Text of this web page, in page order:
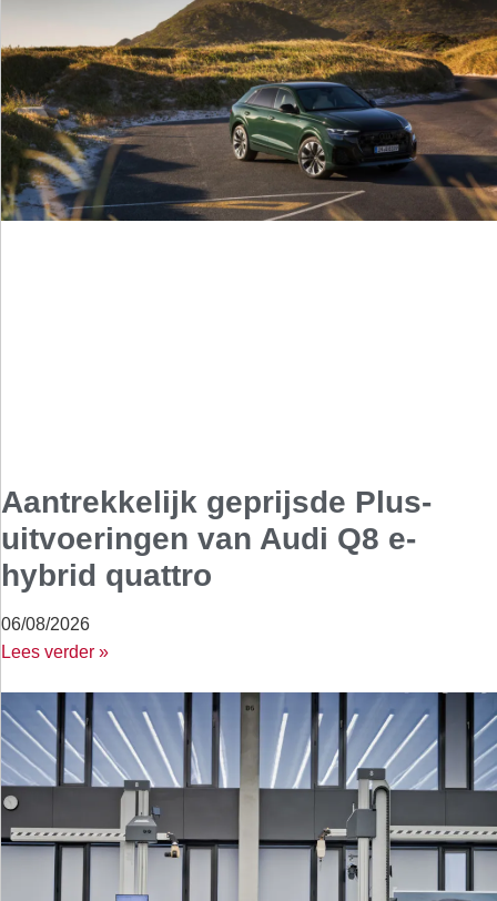
Aantrekkelijk geprijsde Plus-
uitvoeringen van Audi Q8 e-
hybrid quattro
06/08/2026
Lees verder »